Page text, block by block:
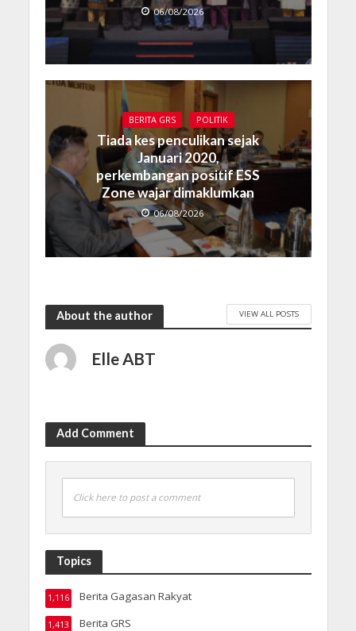
06/08/2026
BERITA GRS POLITIK
Tiada kes penculikan sejak
Januari 2020,
perkembangan positif ESS
Zone wajar dimaklumkan
06/08/2026
About the author VIEW ALL POSTS
Elle ABT
Add Comment
Click here to post a comment
Topics
Berita Gagasan Rakyat
1,116
Berita GRS
1,413